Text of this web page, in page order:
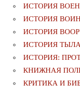
ИСТОРИЯ
ИСТОРИЯ
ИСТОРИЯ
ИСТОРИЯ
ИСТОРИЯ:
КНИЖНАЯ
КРИТИКА И